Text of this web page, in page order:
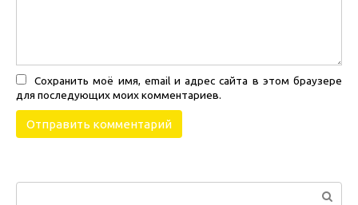
Сохранить моё имя, email и адрес сайта в этом браузере
для последующих моих комментариев.